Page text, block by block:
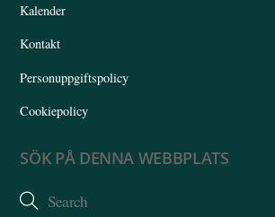
Kalender
Kontakt
Personuppgiftspolicy
Cookiepolicy
SÖK PÅ DENNA WEBBPLATS